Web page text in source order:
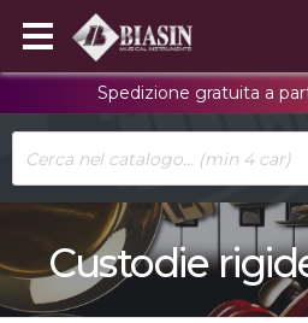
Spedizione gratuita a
Custodie